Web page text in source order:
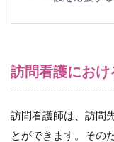
（５）
患者と
生活の
訪問看護にお
訪問看護師は、訪問
とができます。その